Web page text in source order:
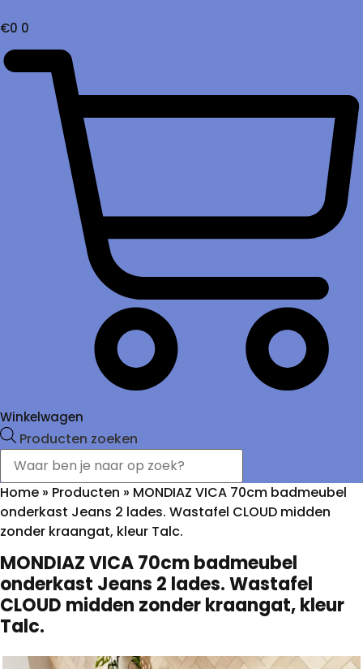
€0 0
Winkelwagen
Producten zoeken
Home » Producten » MONDIAZ VICA 70cm badmeubel
onderkast Jeans 2 lades. Wastafel CLOUD midden
zonder kraangat, kleur Talc.
MONDIAZ VICA 70cm badmeubel
onderkast Jeans 2 lades. Wastafel
CLOUD midden zonder kraangat, kleur
Talc.